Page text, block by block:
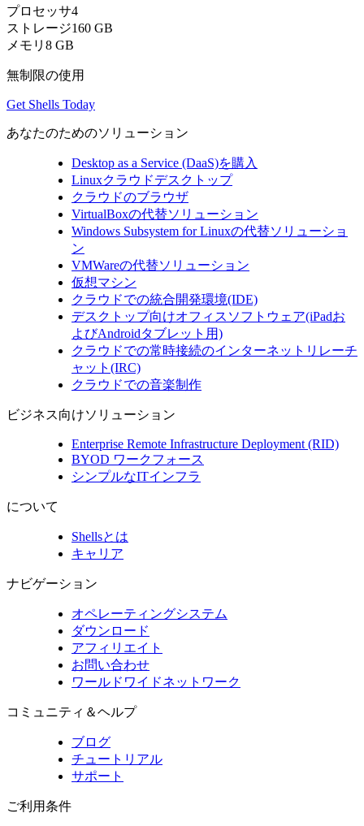
プロセッサ4
ストレージ160 GB
メモリ 8 GB
無制限の使用
Get Shells Today
あなたのためのソリューション
Desktop as a Service (DaaS)を購入
Linuxクラウドデスクトップ
クラウドのブラウザ
VirtualBoxの代替ソリューション
Windows Subsystem for Linuxの代替ソリューショ
ン
VMWareの代替ソリューション
仮想マシン
クラウドでの統合開発環境(IDE)
デスクトップ向けオフィスソフトウェア(iPadお
よびAndroidタブレット用)
クラウドでの常時接続のインターネットリレーチ
ャット(IRC)
クラウドでの音楽制作
ビジネス向けソリューション
Enterprise Remote Infrastructure Deployment (RID)
BYOD ワークフォース
シンプルなITインフラ
について
Shellsとは
キャリア
ナビゲーション
オペレーティングシステム
ダウンロード
アフィリエイト
お問い合わせ
ワールドワイドネットワーク
コミュニティ＆ヘルプ
ブログ
チュートリアル
サポート
ご利用条件